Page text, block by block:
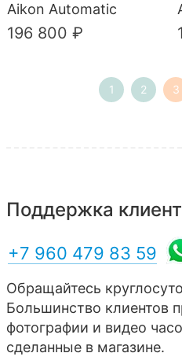
Aikon Automatic
196 800 ₽
1 2 3
Поддержка
+7 960 479 83 59
Обращайтесь
Большинство клиентов
фотографии и видео
сделанные в магазине.